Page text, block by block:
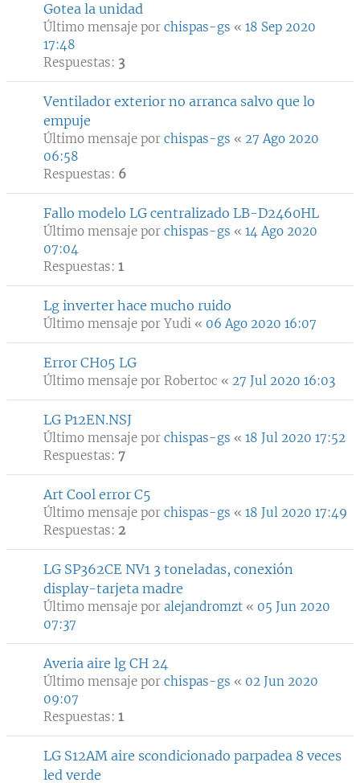
Gotea la unidad
Último mensaje por chispas-gs « 18 Sep 2020
17:48
Respuestas: 3
Ventilador exterior no arranca salvo que lo
empuje
Último mensaje por chispas-gs « 27 Ago 2020
06:58
Respuestas: 6
Fallo modelo LG centralizado LB-D2460HL
Último mensaje por chispas-gs « 14 Ago 2020
07:04
Respuestas: 1
Lg inverter hace mucho ruido
Último mensaje por Yudi « 06 Ago 2020 16:07
Error CH05 LG
Último mensaje por Robertoc « 27 Jul 2020 16:03
LG P12EN.NSJ
Último mensaje por chispas-gs « 18 Jul 2020 17:52
Respuestas: 7
Art Cool error C5
Último mensaje por chispas-gs « 18 Jul 2020 17:49
Respuestas: 2
LG SP362CE NV1 3 toneladas, conexión
display-tarjeta madre
Último mensaje por alejandromzt « 05 Jun 2020
07:37
Averia aire lg CH 24
Último mensaje por chispas-gs « 02 Jun 2020
09:07
Respuestas: 1
LG S12AM aire scondicionado parpadea 8 veces
led verde